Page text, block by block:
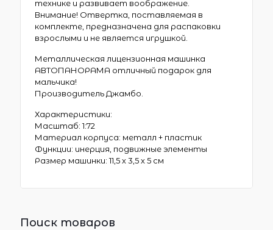
технике и развивает воображение.
Внимание! Отвертка, поставляемая в
комплекте, предназначена для распаковки
взрослыми и не является игрушкой.
Металлическая лицензионная машинка
АВТОПАНОРАМА отличный подарок для
мальчика!
Производитель Джамбо.
Характеристики:
Масштаб: 1:72
Материал корпуса: металл + пластик
Функции: инерция, подвижные элементы
Размер машинки: 11,5 х 3,5 х 5 см
Поиск товаров